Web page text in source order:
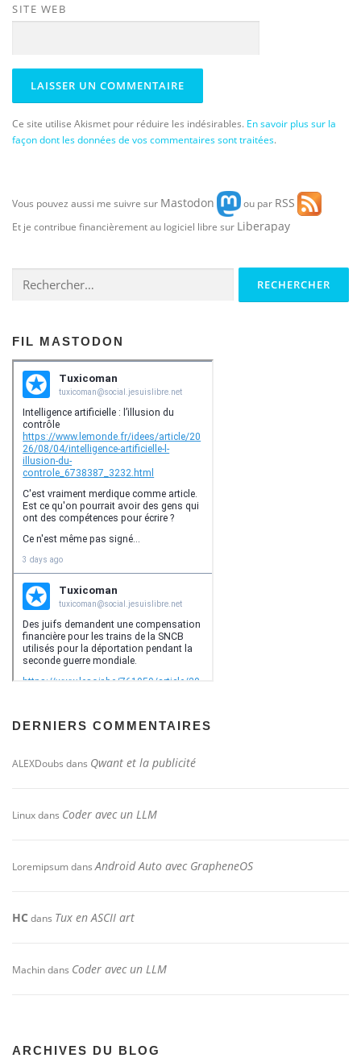
SITE WEB
Ce site utilise Akismet pour réduire les indésirables. En savoir plus sur la
façon dont les données de vos commentaires sont traitées.
Vous pouvez aussi me suivre sur Mastodon ou par RSS
Et je contribue financièrement au logiciel libre sur Liberapay
FIL MASTODON
DERNIERS COMMENTAIRES
ALEXDoubs dans Qwant et la publicité
Linuxdans Coder avec un LLM
LoremipsumdansAndroid Auto avec GrapheneOS
HC dans Tux en ASCII art
Machindans Coder avec un LLM
ARCHIVES DU BLOG